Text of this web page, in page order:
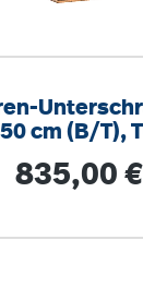
cm (B/T),
Regulärer
835,00 €